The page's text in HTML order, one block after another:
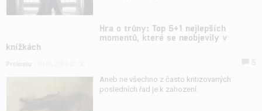
Hra o trůny: Top 5+1 nejlepších
momentů, které se neobjevily v
knížkách
Aneb ne všechno z často kritizovaných
posledních řad je k zahození.